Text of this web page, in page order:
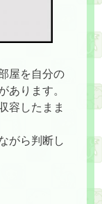
屋を自分の
あります。
容したまま
がら判断し